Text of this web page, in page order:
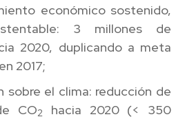
económico sostenido,
3 millones de
2020, duplicando a meta
2017;
sobre el clima: reducción de
CO2
hacia 2020 (< 350